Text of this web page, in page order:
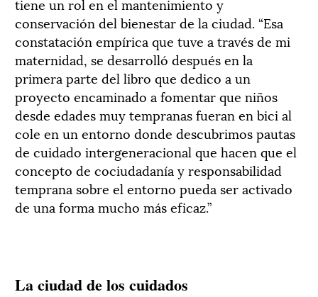
conservación del bienestar de la ciudad. “Esa
constatación empírica que tuve a través de mi
maternidad, se desarrolló después en la
primera parte del libro que dedico a un
proyecto encaminado a fomentar que niños
desde edades muy tempranas fueran en bici al
cole en un entorno donde descubrimos pautas
de cuidado intergeneracional que hacen que el
concepto de cociudadanía y responsabilidad
temprana sobre el entorno pueda ser activado
de una forma mucho más eficaz.”
La ciudad de los cuidados